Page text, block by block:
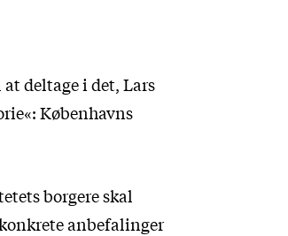
deltage i det, Lars
Københavns
borgere skal
anbefalinger